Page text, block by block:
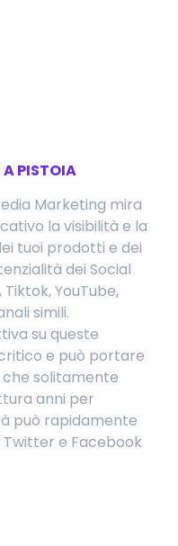
PISTOIA
Marketing mira
la visibilità e la
tuoi prodotti e dei
dei Social
YouTube,
simili.
su queste
e può portare
che solitamente
anni per
può rapidamente
e Facebook